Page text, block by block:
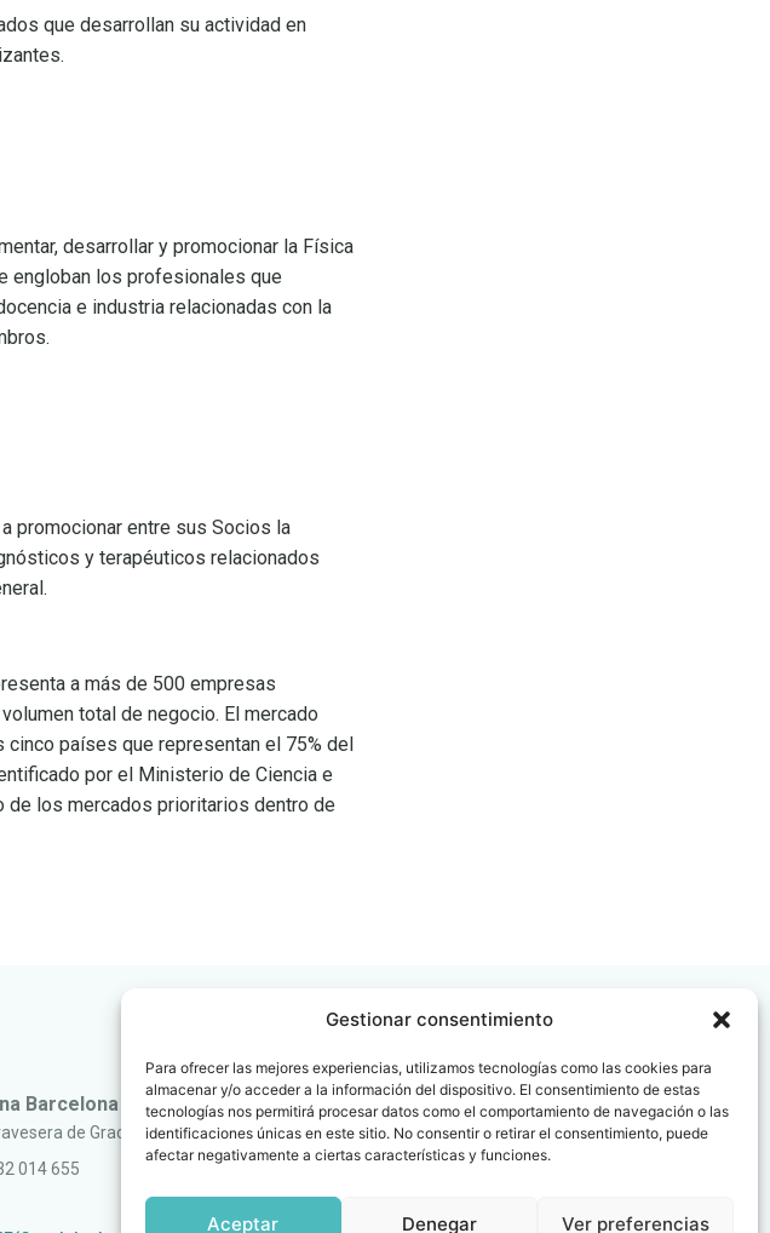
Gestionar consentimiento
Para ofrecer las mejores experiencias, utilizamos tecnologías como las cookies para
almacenar y/o acceder a la información del dispositivo. El consentimiento de estas
tecnologías nos permitirá procesar datos como el comportamiento de navegación o las
identificaciones únicas en este sitio. No consentir o retirar el consentimiento, puede
afectar negativamente a ciertas características y funciones.
Aceptar Denegar Ver preferencias
que desarrollan su actividad en
desarrollar y promocionar la Física
engloban los profesionales que
e industria relacionadas con la
promocionar entre sus Socios la
y terapéuticos relacionados
a más de 500 empresas
total de negocio. El mercado
cinco países que representan el 75% del
por el Ministerio de Ciencia e
de los mercados prioritarios dentro de
Barcelona
de Gracia, 56 - 1º, 3ª 08006
014 655